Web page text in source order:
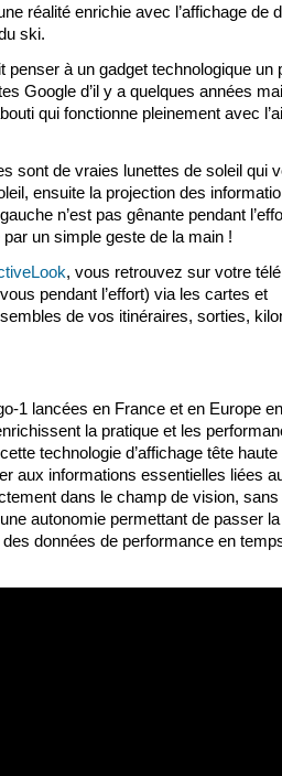
réalité enrichie avec l’affichage de
ski.
penser à un gadget technologique un
Google d’il y a quelques années
qui fonctionne pleinement avec
sont de vraies lunettes de soleil qui
ensuite la projection des
n’est pas gênante pendant
un simple geste de la main !
, vous retrouvez sur votre
pendant l’effort) via les cartes et
de vos itinéraires, sorties,
1 lancées en France et en Europe en
la pratique et les
technologie d’affichage tête haute
aux informations essentielles liées
dans le champ de vision, sans
autonomie permettant de passer
données de performance en